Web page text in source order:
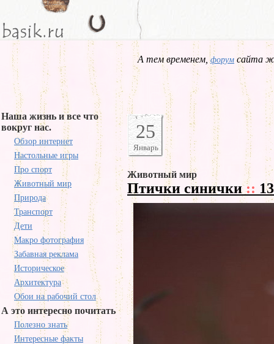
А тем временем,форум сайта
Наша жизнь и все что
вокруг нас.
Обзор интернет
Настольные игры
Про спорт
Животный мир
Природа
Транспорт
Дети
Макро фотография
Забавная реклама
Историческое
Архитектура
Обои на рабочий стол
А это интересно почитать
Полезно знать
Интересные факты
25
Январь
Животный мир
Птички синички::